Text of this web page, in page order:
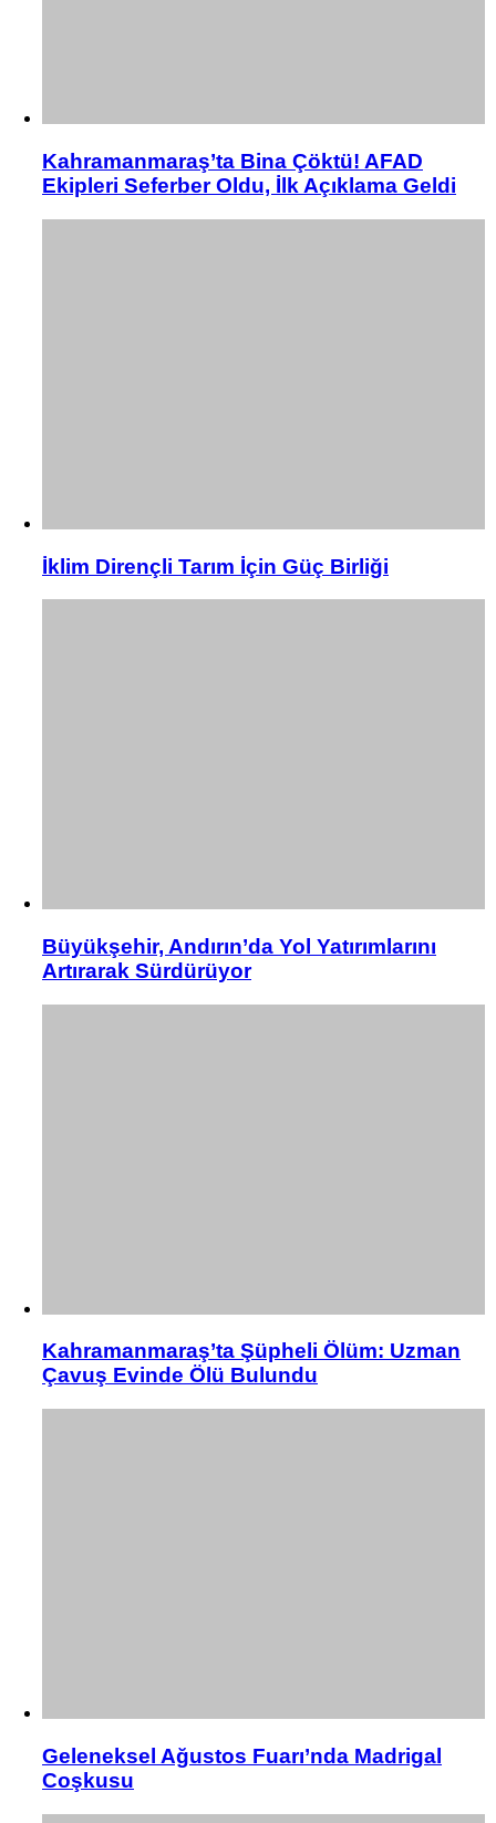
Kahramanmaraş’ta Bina Çöktü! AFAD
Ekipleri Seferber Oldu, İlk Açıklama Geldi
İklim Dirençli Tarım İçin Güç Birliği
Büyükşehir, Andırın’da Yol Yatırımlarını
Artırarak Sürdürüyor
Kahramanmaraş’ta Şüpheli Ölüm: Uzman
Çavuş Evinde Ölü Bulundu
Geleneksel Ağustos Fuarı’nda Madrigal
Coşkusu